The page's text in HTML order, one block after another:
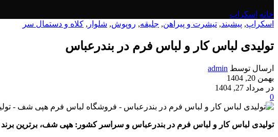
خانه اسکراپ
اسکراپ, پیشبند, تیشرت و پیراهن, جلیقه, روپوش, شلوار , کلاه و دستمال سر
تولیدی لباس کار و لباس فرم در بندرعباس
ارسال توسط admin
بهمن 20, 1404
در مرداد 27, 1404
0
تولیدی لباس کار و لباس فرم در بندرعباس و سراسر کشور: هپی شف، برترین